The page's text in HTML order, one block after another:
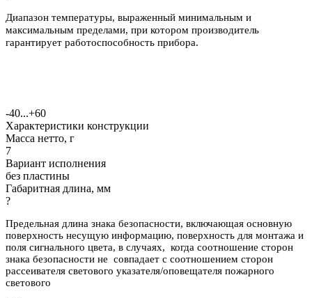
Диапазон температуры, выраженный минимальным и
максимальным пределами, при котором производитель
гарантирует работоспособность прибора.
-40...+60
Характеристики конструкции
Масса нетто, г
7
Вариант исполнения
без пластины
Габаритная длина, мм
?
Предельная длина знака безопасности, включающая основную
поверхность несущую информацию, поверхность для монтажа и
поля сигнального цвета, в случаях, когда соотношение сторон
знака безопасности не совпадает с соотношением сторон
рассеивателя светового указателя/оповещателя пожарного
светового